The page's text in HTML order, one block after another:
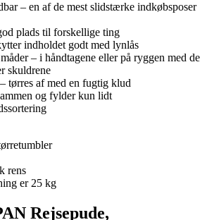
– en af de mest slidstærke indkøbsposer
plads til forskellige ting
indholdet godt med lynlås
– i håndtagene eller på ryggen med de
skuldrene
tørres af med en fugtig klud
og fylder kun lidt
rens
er 25 kg
Rejsepude,